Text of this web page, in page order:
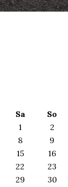
Sa
So
1
2
8
9
15
16
22
23
29
30